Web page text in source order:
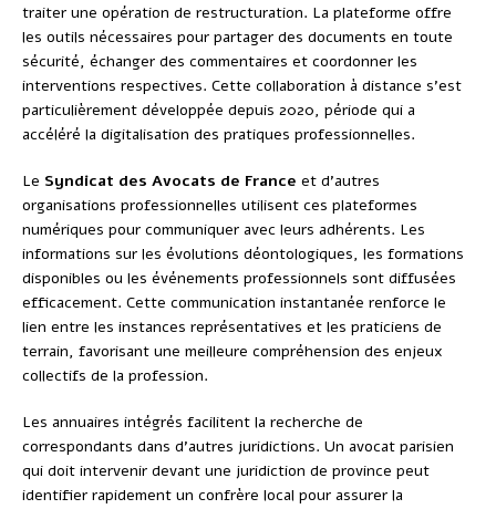
traiter une opération de restructuration. La plateforme offre
les outils nécessaires pour partager des documents en toute
sécurité, échanger des commentaires et coordonner les
interventions respectives. Cette collaboration à distance s’est
particulièrement développée depuis 2020, période qui a
accéléré la digitalisation des pratiques professionnelles.
Le Syndicat des Avocats de France et d’autres
organisations professionnelles utilisent ces plateformes
numériques pour communiquer avec leurs adhérents. Les
informations sur les évolutions déontologiques, les formations
disponibles ou les événements professionnels sont diffusées
efficacement. Cette communication instantanée renforce le
lien entre les instances représentatives et les praticiens de
terrain, favorisant une meilleure compréhension des enjeux
collectifs de la profession.
Les annuaires intégrés facilitent la recherche de
correspondants dans d’autres juridictions. Un avocat parisien
qui doit intervenir devant une juridiction de province peut
identifier rapidement un confrère local pour assurer la